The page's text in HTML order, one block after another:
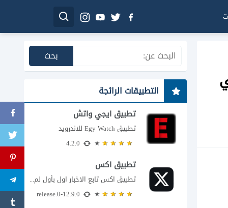
التطبيقات الرائجة
تطبيق ايجي واتش
تطبيق Egy Watch للاندرويد
تطبيق اكس
تطبيق اكس تابع الاخبار اول بأول لم يعد تطبيق X، المعروف سابقا باسم تويتر،...